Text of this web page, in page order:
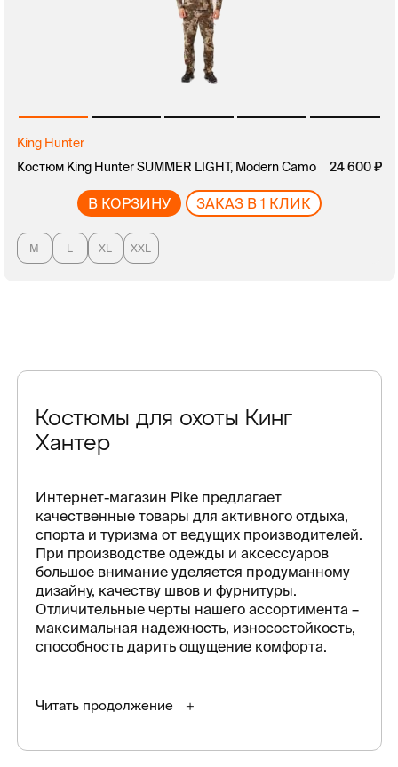
King Hunter
Костюм King Hunter SUMMER LIGHT, Modern Camo
24 600
В КОРЗИНУ ЗАКАЗ В 1 КЛИК
M L XL XXL
Костюмы для охоты Кинг
Хантер
Интернет-магазин Pike предлагает
качественные товары для активного отдыха,
спорта и туризма от ведущих производителей.
При производстве одежды и аксессуаров
большое внимание уделяется продуманному
дизайну, качеству швов и фурнитуры.
Отличительные черты нашего ассортимента –
максимальная надежность, износостойкость,
способность дарить ощущение комфорта.
Читать продолжение